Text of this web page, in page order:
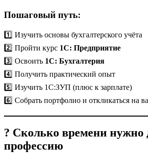
Пошаговый путь:
1️⃣ Изучить основы бухгалтерского учёта
2️⃣ Пройти курс 1С: Предприятие
3️⃣ Освоить 1С: Бухгалтерия
4️⃣ Получить практический опыт
5️⃣ Изучить 1С:ЗУП (плюс к зарплате)
6️⃣ Собрать портфолио и откликаться на
? Сколько времени нужно
профессию